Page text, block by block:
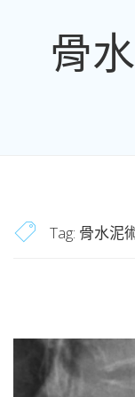
骨
Tag: 骨水泥